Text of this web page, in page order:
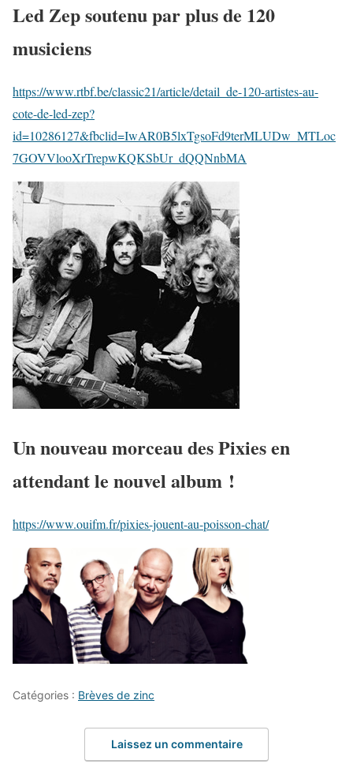
Led Zep soutenu par plus de 120
musiciens
https://www.rtbf.be/classic21/article/detail_de-120-artistes-au-
cote-de-led-zep?
id=10286127&fbclid=IwAR0B5lxTgsoFd9terMLUDw_MTLoc
7GOVVlooXrTrepwKQKSbUr_dQQNnbMA
Un nouveau morceau des Pixies en
attendant le nouvel album !
https://www.ouifm.fr/pixies-jouent-au-poisson-chat/
Catégories : Brèves de zinc
Laissez un commentaire